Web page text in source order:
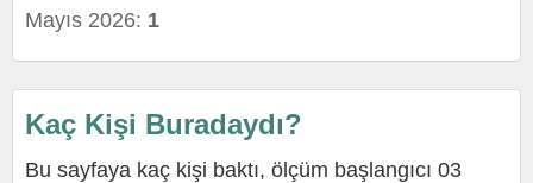
Mayıs 2026: 1
Kaç Kişi Buradaydı?
Bu sayfaya kaç kişi baktı, ölçüm başlangıcı 03